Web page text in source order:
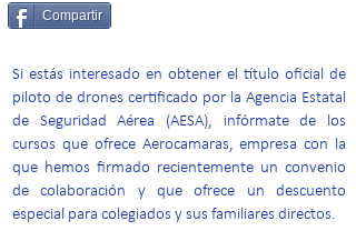
Compartir
Si estás interesado en obtener el título oficial de
piloto de drones certificado por la Agencia Estatal
de Seguridad Aérea (AESA), infórmate de los
cursos que ofrece Aerocamaras, empresa con la
que hemos firmado recientemente un convenio
de colaboración y que ofrece un descuento
especial para colegiados y sus familiares directos.